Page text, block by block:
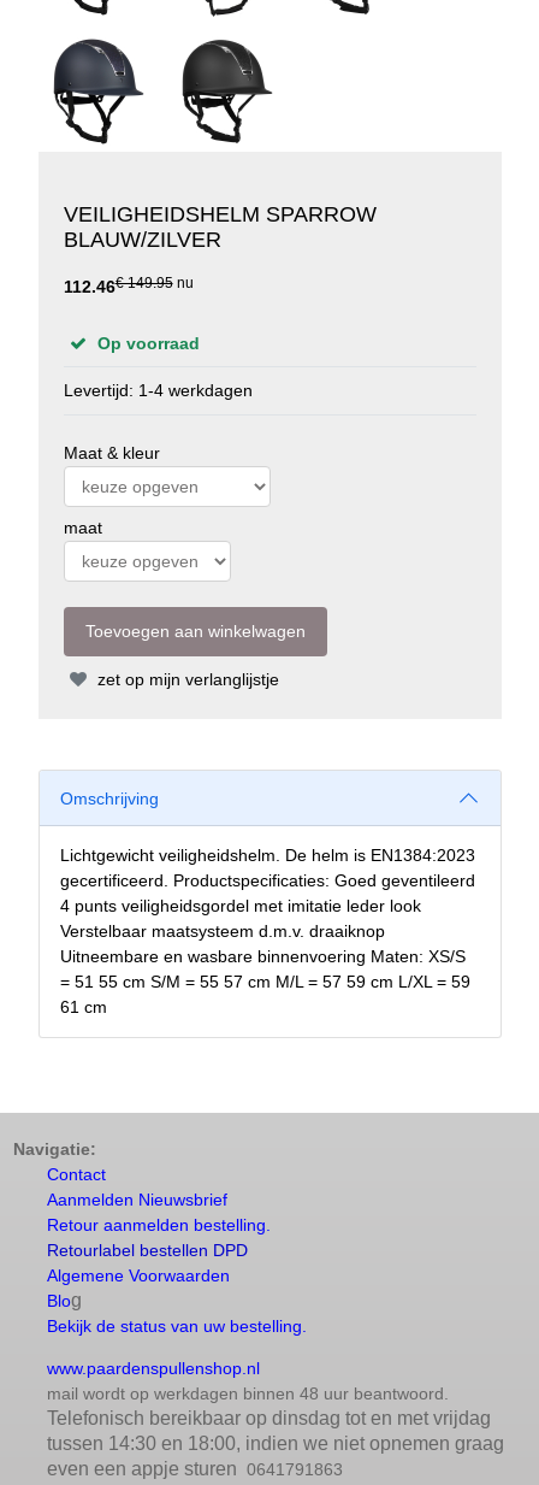
VEILIGHEIDSHELM SPARROW
BLAUW/ZILVER
112.46€ 149.95nu
Op voorraad
Levertijd: 1-4 werkdagen
Maat & kleur
maat
zet op mijn verlanglijstje
Omschrijving
Lichtgewicht veiligheidshelm. De helm is EN1384:2023
gecertificeerd. Productspecificaties: Goed geventileerd
4 punts veiligheidsgordel met imitatie leder look
Verstelbaar maatsysteem d.m.v. draaiknop
Uitneembare en wasbare binnenvoering Maten: XS/S
= 51 55 cm S/M = 55 57 cm M/L = 57 59 cm L/XL = 59
61 cm
Navigatie:
Contact
Aanmelden Nieuwsbrief
Retour aanmelden bestelling.
Retourlabel bestellen DPD
Algemene Voorwaarden
Blog
Bekijk de status van uw bestelling.
www.paardenspullenshop.nl
mail wordt op werkdagen binnen 48 uur beantwoord.
Telefonisch bereikbaar op dinsdag tot en met vrijdag
tussen 14:30 en 18:00, indien we niet opnemen graag
even een appje sturen 0641791863